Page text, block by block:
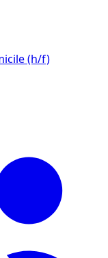
(h/f)